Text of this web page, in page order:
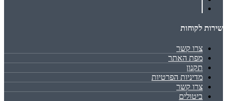
שירות לקוחות
צרו קשר
מפת האתר
תקנון
מדיניות הפרטיות
צרו קשר
ביטולים